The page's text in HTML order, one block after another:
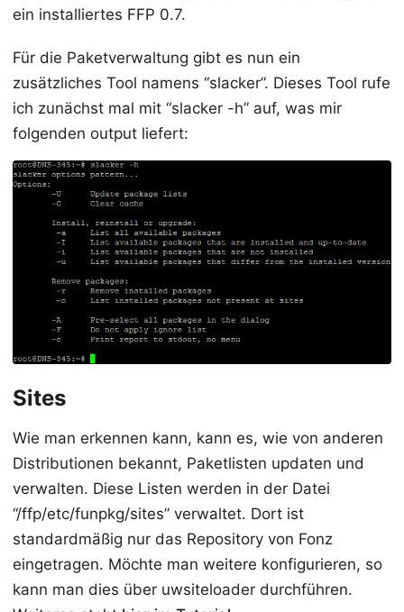
ein installiertes FFP 0.7.
Für die Paketverwaltung gibt es nun ein
zusätzliches Tool namens “slacker”. Dieses Tool rufe
ich zunächst mal mit “slacker -h” auf, was mir
folgenden output liefert:
Sites
Wie man erkennen kann, kann es, wie von anderen
Distributionen bekannt, Paketlisten updaten und
verwalten. Diese Listen werden in der Datei
“/ffp/etc/funpkg/sites” verwaltet. Dort ist
standardmäßig nur das Repository von Fonz
eingetragen. Möchte man weitere konfigurieren, so
kann man dies über uwsiteloader durchführen.